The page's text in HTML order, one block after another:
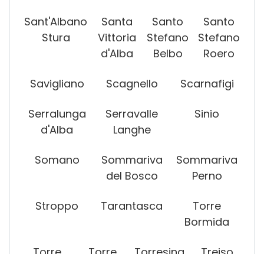
Sant'Albano
Stura
Santa
Vittoria
d'Alba
Santo
Stefano
Belbo
Santo
Stefano
Roero
Savigliano Scagnello Scarnafigi
Serralunga
d'Alba
Serravalle
Langhe
Sinio
Somano
Sommariva
del Bosco
Sommariva
Perno
Stroppo Tarantasca
Torre
Bormida